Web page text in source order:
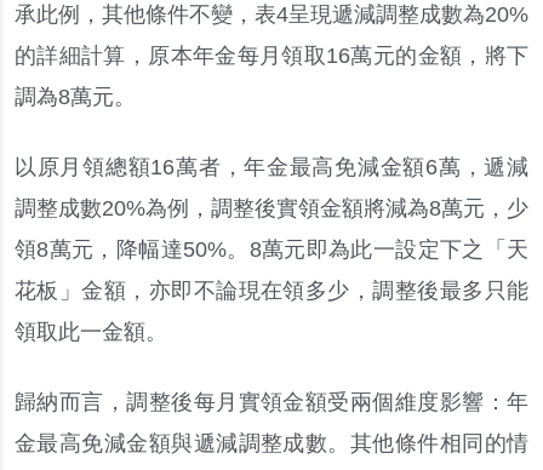
承此例，其他條件不變，表4呈現遞減調整成數為20%
的詳細計算，原本年金每月領取16萬元的金額，將下
調為8萬元。
以原月領總額16萬者，年金最高免減金額6萬，遞減
調整成數20%為例，調整後實領金額將減為8萬元，少
領8萬元，降幅達50%。8萬元即為此一設定下之「天
花板」金額，亦即不論現在領多少，調整後最多只能
領取此一金額。
歸納而言，調整後每月實領金額受兩個維度影響：年
金最高免減金額與遞減調整成數。其他條件相同的情